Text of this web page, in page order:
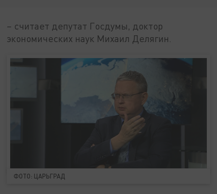
– считает депутат Госдумы, доктор
экономических наук Михаил Делягин.
ФОТО: ЦАРЬГРАД